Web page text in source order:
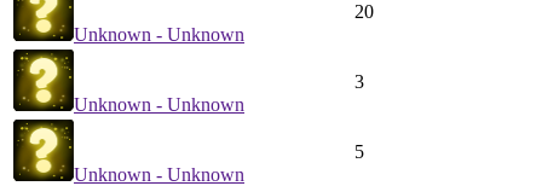
Unknown - Unknown
20
Unknown - Unknown
3
Unknown - Unknown
5